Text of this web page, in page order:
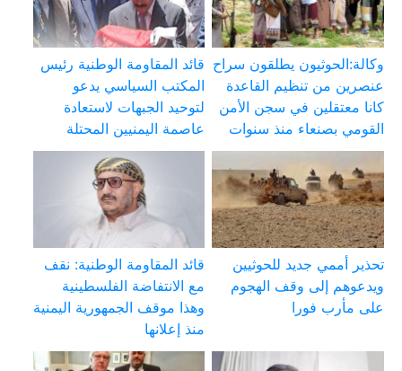
وكالة:الحوثيون يطلقون سراح
عنصرين من تنظيم القاعدة
كانا معتقلين في سجن الأمن
القومي بصنعاء منذ سنوات
قائد المقاومة الوطنية رئيس
المكتب السياسي يدعو
لتوحيد الجبهات لاستعادة
عاصمة اليمنيين المحتلة
تحذير أممي جديد للحوثيين
ويدعوهم إلى وقف الهجوم
على مأرب فورا
قائد المقاومة الوطنية: نقف
مع الانتفاضة الفلسطينية
وهذا موقف الجمهورية اليمنية
منذ إعلانها